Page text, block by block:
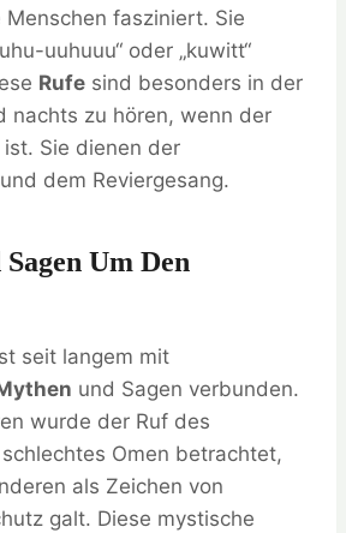
fasziniert. Sie
uuhuuu“ oder „kuwitt“
Rufe sind besonders in der
nachts zu hören, wenn der
ist. Sie dienen der
dem Reviergesang.
Um Den
seit langem mit
und Sagen verbunden.
wurde der Ruf des
Omen betrachtet,
als Zeichen von
galt. Diese mystische